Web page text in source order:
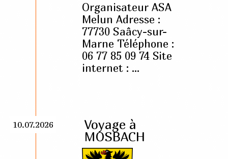
Organisateur ASA
Melun Adresse :
77730 Saâcy-sur-
Marne Téléphone :
06 77 85 09 74 Site
internet : ...
10.07.2026
Voyage à
MOSBACH